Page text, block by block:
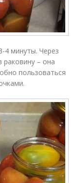
4 минуты. Через
раковину – она
пользоваться